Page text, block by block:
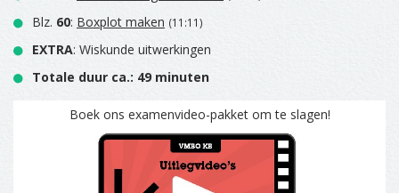
Blz. 60: Boxplot maken (11:11)
EXTRA: Wiskunde uitwerkingen
Totale duur ca.: 49 minuten
Boek ons examenvideo-pakket om te slagen!